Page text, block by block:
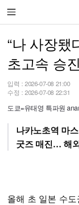
“나 사장됐
초고속 승진
입력 : 2026-07-08 21:00
수정 : 2026-07-08 22:31
도쿄=유태영 특파원
나카노초역 마
굿즈 매진… 해
올해 초 일본 수